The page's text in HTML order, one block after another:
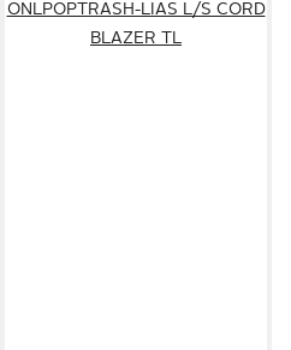
ONLPOPTRASH-LIAS L/S CORD
BLAZER TL